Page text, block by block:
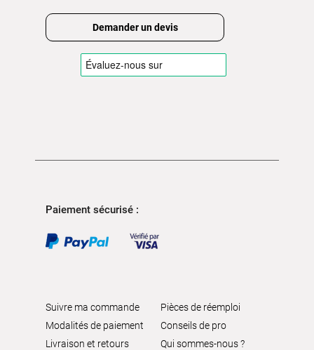
Demander un devis
Paiement sécurisé :
Suivre ma commande
Modalités de paiement
Livraison et retours
Pièces de réemploi
Conseils de pro
Qui sommes-nous ?